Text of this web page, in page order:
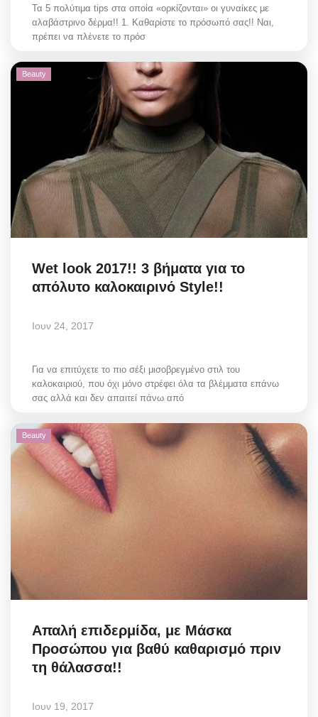
Τα 5 πολύτιμα tips στα οποία «ορκίζονται» οι γυναίκες με
αλαβάστρινο δέρμα!! 1. Καθαρίστε το πρόσωπό σας!! Ναι,
πρέπει να πλένετε το πρόσ
Beauty
Wet look 2017!! 3 βήματα για το
απόλυτο καλοκαιρινό Style!!
Ιουν 24, 2017
Για να επιτύχετε το πιο σέξι μισοβρεγμένο στιλ του
καλοκαιριού, που όχι μόνο στρέφει όλα τα βλέμματα επάνω
σας αλλά και δεν απαιτεί πάνω από
Beauty
Απαλή επιδερμίδα, με Μάσκα
Προσώπου για βαθύ καθαρισμό πριν
τη θάλασσα!!
Ιουν 19, 2017